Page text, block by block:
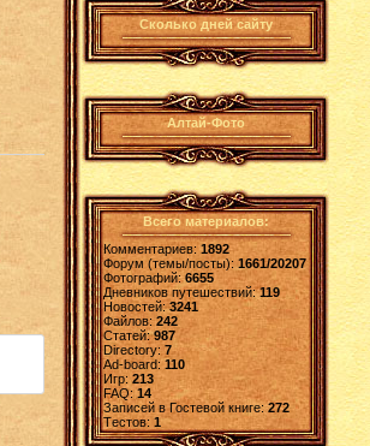
Сколько дней сайту
Алтай-Фото
Всего материалов:
Комментариев: 1892
Форум (темы/посты):1661/20207
Фотографий:6655
Дневников путешествий:119
Новостей:3241
Файлов: 242
Статей:987
Directory: 7
Ad-board:110
Игр: 213
FAQ:14
Записей в Гостевой книге:272
Tестов: 1